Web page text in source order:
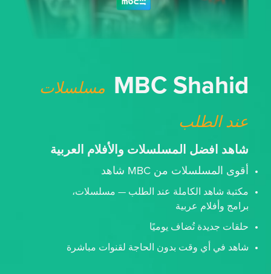
MBC Shahid مسلسلات
عند الطلب
شاهد افضل المسلسلات والأفلام العربية
أقوى المسلسلات من MBC شاهد
مكتبة شاهد الكاملة عند الطلب — مسلسلات،
برامج وأفلام عربية
حلقات جديدة تُضاف يوميًا
شاهد في أي وقت بدون الحاجة لقنوات مباشرة